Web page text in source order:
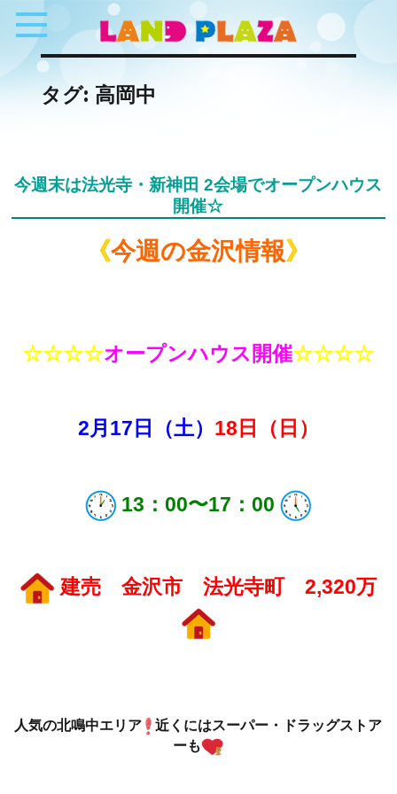
タグ: 高岡中
今週末は法光寺・新神田 2会場でオープンハウス
開催☆
《今週の金沢情報》
☆☆☆☆オープンハウス開催☆☆☆☆
2月17 日（土） 18日（日）
13：00〜17：00
建売 金沢市 法光寺町 2,320万
人気の北鳴中エリア
近くにはスーパー・ドラッグストア
ーも